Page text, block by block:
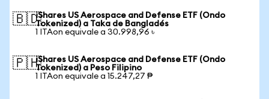
🇧🇩iShares US Aerospace and Defense ETF (Ondo
Tokenized) a Taka de Bangladés
1 ITAon equivale a 30.998,96 ৳
🇵🇭iShares US Aerospace and Defense ETF (Ondo
Tokenized) a Peso Filipino
1 ITAon equivale a 15.247,27 ₱